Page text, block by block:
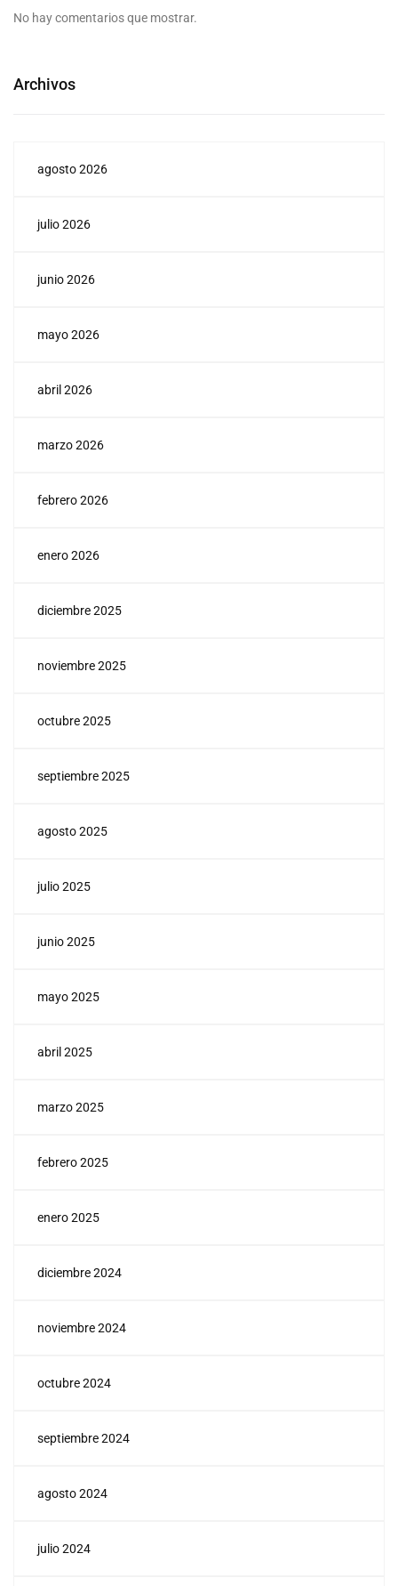
No hay comentarios que mostrar.
Archivos
agosto 2026
julio 2026
junio 2026
mayo 2026
abril 2026
marzo 2026
febrero 2026
enero 2026
diciembre 2025
noviembre 2025
octubre 2025
septiembre 2025
agosto 2025
julio 2025
junio 2025
mayo 2025
abril 2025
marzo 2025
febrero 2025
enero 2025
diciembre 2024
noviembre 2024
octubre 2024
septiembre 2024
agosto 2024
julio 2024